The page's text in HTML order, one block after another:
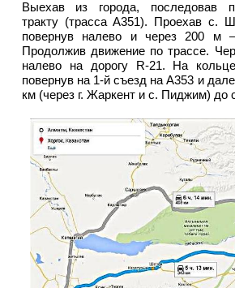
Выехав из города, последовав
тракту (трасса А351). Проехав с.
повернув налево и через 200 м
Продолжив движение по трассе.
налево на дорогу R-21. На
повернув на 1-й съезд на А353 и
км (через г. Жаркент и с. Пиджим) до